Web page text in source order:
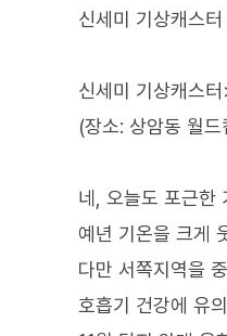
신세미 기상캐스
신세미 기상캐스
(장소: 상암동 월드
네, 오늘도 포근한
예년 기온을 크게
다만 서쪽지역을
호흡기 건강에 유